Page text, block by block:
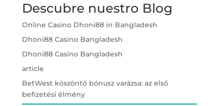
Descubre nuestro Blog
Online Casino Dhoni88 in Bangladesh
Dhoni88 Casino Bangladesh
Dhoni88 Casino Bangladesh
article
BetWest köszöntő bónusz varázsa: az első
befizetési élmény